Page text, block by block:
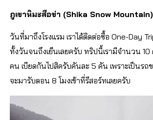
ภูเขาหิมะสือข่า (Shika Snow Mountain)
วันที่มาถึงโรงแรม เราได้ติดต่อซื้อ One-Day
ทั้งวันจนถึงเย็นเลยครับ ทริปนี้เรามีจำนวน
คน เบียดกันไปสิครับคันละ 5 คัน เพราะเป็นรถ
จะมารับตอน 8 โมงเช้าที่รีสอร์ทเลยครับ